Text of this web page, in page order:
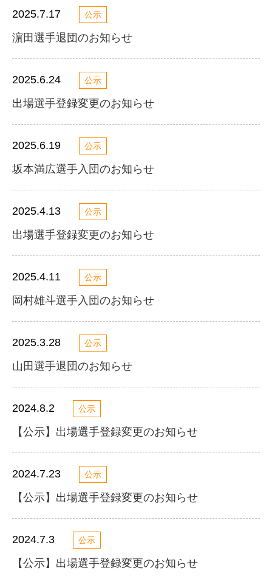
2025.7.17 公示
濵田選手退団のお知らせ
2025.6.24 公示
出場選手登録変更のお知らせ
2025.6.19 公示
坂本満広選手入団のお知らせ
2025.4.13 公示
出場選手登録変更のお知らせ
2025.4.11 公示
岡村雄斗選手入団のお知らせ
2025.3.28 公示
山田選手退団のお知らせ
2024.8.2 公示
【公示】出場選手登録変更のお知らせ
2024.7.23 公示
【公示】出場選手登録変更のお知らせ
2024.7.3 公示
【公示】出場選手登録変更のお知らせ